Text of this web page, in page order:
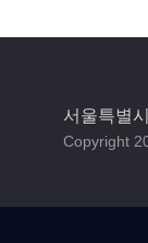
서울특별
Copyright